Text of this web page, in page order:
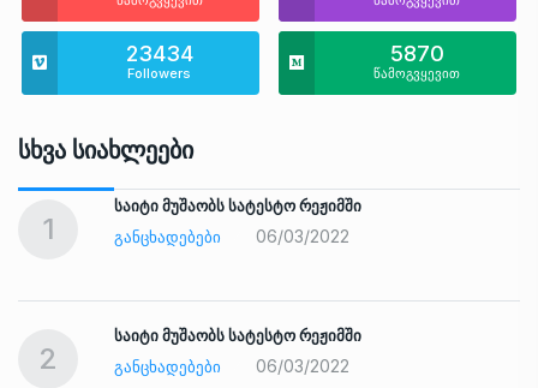
23434
Followers
5870
წამოგვყევით
Სხვა Სიახლეები
1
საიტი მუშაობს სატესტო რეჟიმში
ᲒᲐᲜᲪᲮᲐᲓᲔᲑᲔᲑᲘ
06/03/2022
2
საიტი მუშაობს სატესტო რეჟიმში
ᲒᲐᲜᲪᲮᲐᲓᲔᲑᲔᲑᲘ
06/03/2022